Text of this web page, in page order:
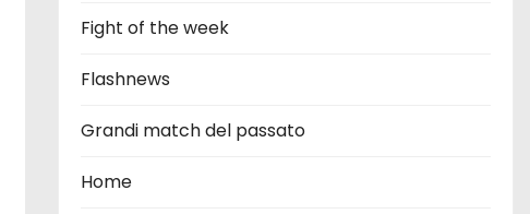
Fight of the week
Flashnews
Grandi match del passato
Home